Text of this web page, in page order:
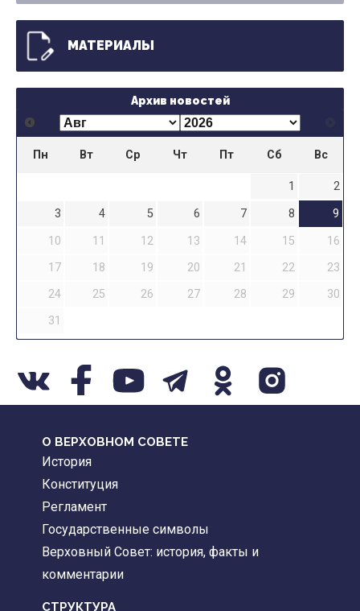
МАТЕРИАЛЫ
Архив новостей
Пн Вт Ср Чт Пт Сб Вс
1
2
3
4 5 6 7 8
9
10
11 12 13 14 15
16
17
18 19 20 21 22
23
24
25 26 27 28 29
30
31
О ВЕРХОВНОМ СОВЕТЕ
История
Конституция
Регламент
Государственные символы
Верховный Совет: история, факты и
комментарии
CТРУКТУРА